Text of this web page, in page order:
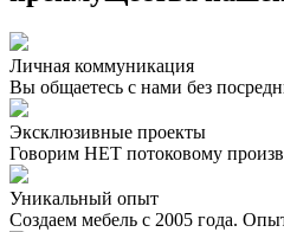
Личная коммуникация
Вы общаетесь с нами без
Эксклюзивные проекты
Говорим НЕТ потоковому
Уникальный опыт
Создаем мебель с 2005 года.